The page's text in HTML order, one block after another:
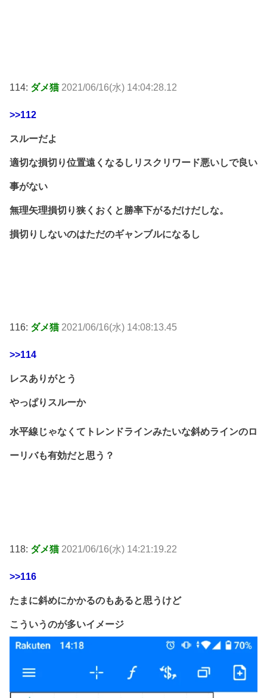
114: ダメ猫 2021/06/16(水) 14:04:28.12
>>112
スルーだよ
適切な損切り位置遠くなるしリスクリワード悪いしで良い
事がない
無理矢理損切り狭くおくと勝率下がるだけだしな。
損切りしないのはただのギャンブルになるし
116: ダメ猫 2021/06/16(水) 14:08:13.45
>>114
レスありがとう
やっぱりスルーか
水平線じゃなくてトレンドラインみたいな斜めラインのロ
ーリバも有効だと思う？
118: ダメ猫 2021/06/16(水) 14:21:19.22
>>116
たまに斜めにかかるのもあると思うけど
こういうのが多いイメージ